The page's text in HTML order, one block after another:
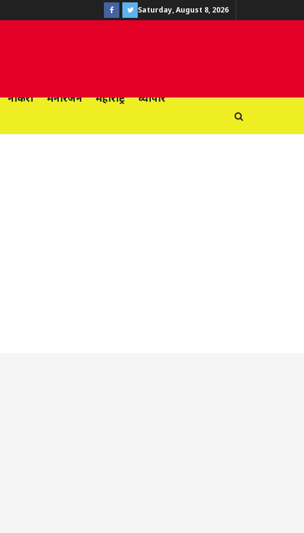
Saturday, August 8, 2026
नोकरी मनोरंजन महाराष्ट्र व्यापार